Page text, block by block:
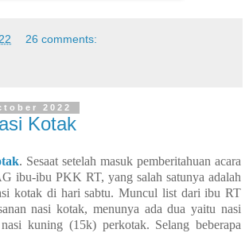
26 comments:
2022
Kotak
. Sesaat setelah masuk pemberitahuan acara
ibu-ibu PKK RT, yang salah satunya adalah
kotak di hari sabtu. Muncul list dari ibu RT
nasi kotak, menunya ada dua yaitu nasi
kuning (15k) perkotak. Selang beberapa